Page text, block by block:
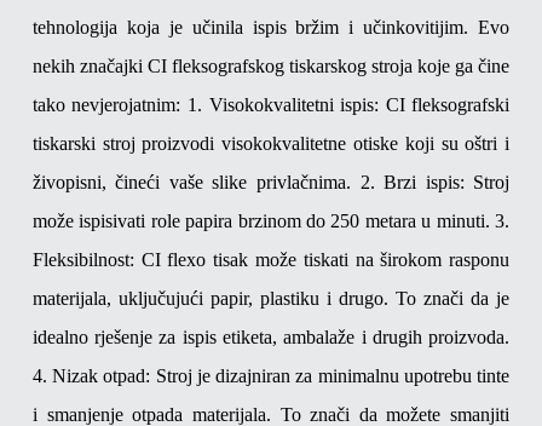
tehnologija koja je učinila ispis bržim i učinkovitijim. Evo
nekih značajki CI fleksografskog tiskarskog stroja koje ga čine
tako nevjerojatnim: 1. Visokokvalitetni ispis: CI fleksografski
tiskarski stroj proizvodi visokokvalitetne otiske koji su oštri i
živopisni, čineći vaše slike privlačnima. 2. Brzi ispis: Stroj
može ispisivati ​​role papira brzinom do 250 metara u minuti. 3.
Fleksibilnost: CI flexo tisak može tiskati na širokom rasponu
materijala, uključujući papir, plastiku i drugo. To znači da je
idealno rješenje za ispis etiketa, ambalaže i drugih proizvoda.
4. Nizak otpad: Stroj je dizajniran za minimalnu upotrebu tinte
i smanjenje otpada materijala. To znači da možete smanjiti